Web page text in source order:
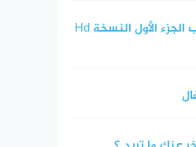
تحميل كتاب الجريمة والعقاب الجزء الأول النسخة Hd